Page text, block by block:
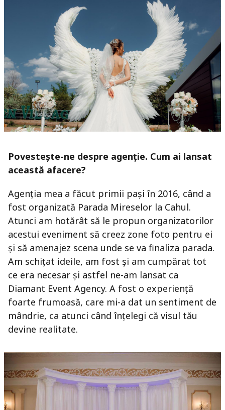
Povestește-ne despre agenție. Cum ai lansat
această afacere?
Agenția mea a făcut primii pași în 2016, când a
fost organizată Parada Mireselor la Cahul.
Atunci am hotărât să le propun organizatorilor
acestui eveniment să creez zone foto pentru ei
și să amenajez scena unde se va finaliza parada.
Am schițat ideile, am fost și am cumpărat tot
ce era necesar și astfel ne-am lansat ca
Diamant Event Agency. A fost o experiență
foarte frumoasă, care mi-a dat un sentiment de
mândrie, ca atunci când înțelegi că visul tău
devine realitate.